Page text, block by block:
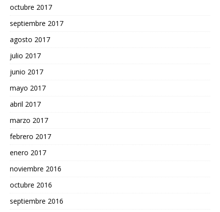
octubre 2017
septiembre 2017
agosto 2017
julio 2017
junio 2017
mayo 2017
abril 2017
marzo 2017
febrero 2017
enero 2017
noviembre 2016
octubre 2016
septiembre 2016